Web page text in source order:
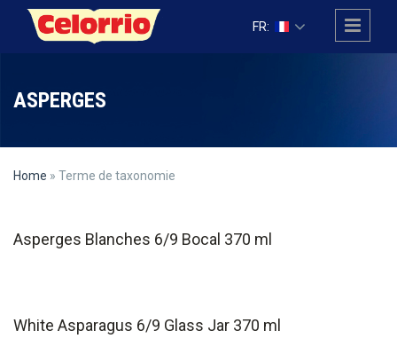
Skip to main content
FR:
ASPERGES
Home » Terme de taxonomie
Asperges Blanches 6/9 Bocal 370 ml
White Asparagus 6/9 Glass Jar 370 ml